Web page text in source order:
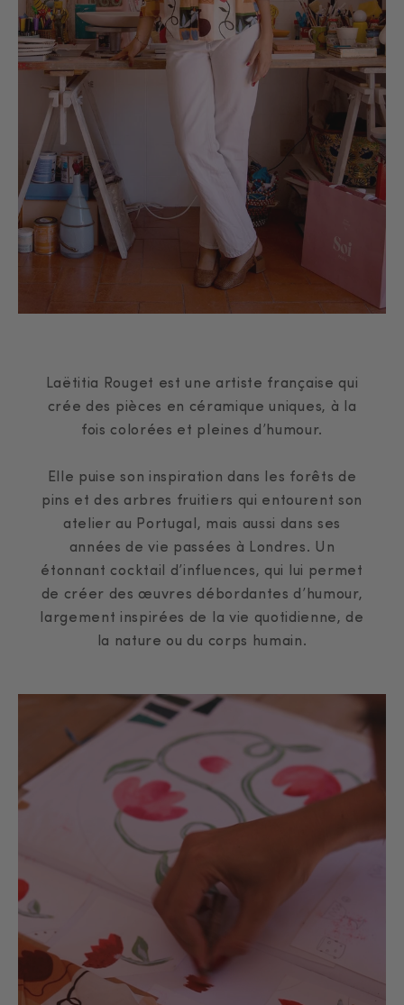
Laëtitia Rouget est une artiste française qui
crée des pièces en céramique uniques, à la
fois colorées et pleines d’humour.
Elle puise son inspiration dans les forêts de
pins et des arbres fruitiers qui entourent son
atelier au Portugal, mais aussi dans ses
années de vie passées à Londres. Un
étonnant cocktail d’influences, qui lui permet
de créer des œuvres débordantes d’humour,
largement inspirées de la vie quotidienne, de
la nature ou du corps humain.